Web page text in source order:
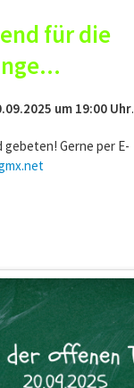
für die
um 19:00 Uhr.
gebeten! Gerne per E-